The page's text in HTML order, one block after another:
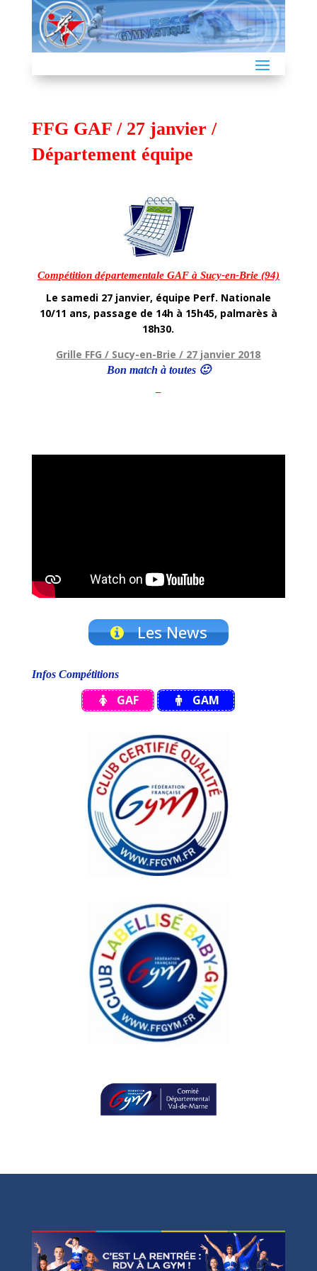
FFG GAF / 27 janvier /
Département équipe
Compétition départementale GAF à Sucy-en-Brie (94)
Le samedi 27 janvier, équipe Perf. Nationale
10/11 ans, passage de 14h à 15h45, palmarès à
18h30.
Grille FFG / Sucy-en-Brie / 27 janvier 2018
Bon match à toutes 🙂
–
Les News
Infos Compétitions
GAF GAM